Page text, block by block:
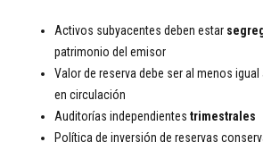
Activos subyacentes deben estar
patrimonio del emisor
Valor de reserva debe ser al menos
en circulación
Auditorías independientes trimestrales
Política de inversión de reservas